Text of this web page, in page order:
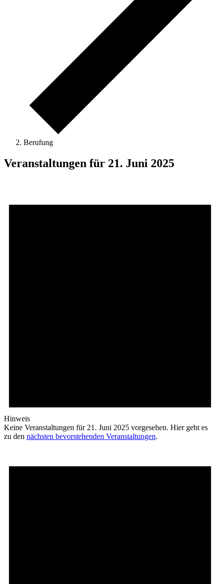
Berufung
Veranstaltungen für 21. Juni 2025
Hinweis
Keine Veranstaltungen für 21. Juni 2025 vorgesehen. Hier geht es
zu den nächsten bevorstehenden Veranstaltungen.